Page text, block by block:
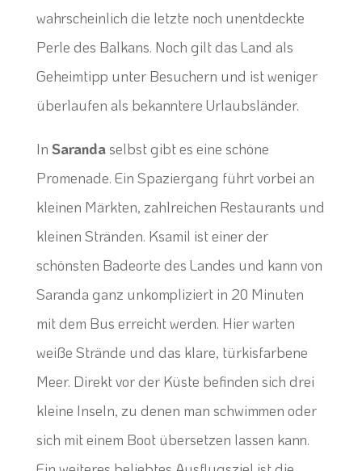
wahrscheinlich die letzte noch unentdeckte
Perle des Balkans. Noch gilt das Land als
Geheimtipp unter Besuchern und ist weniger
überlaufen als bekanntere Urlaubsländer.
In Sarandaselbst gibt es eine schöne
Promenade. Ein Spaziergang führt vorbei an
kleinen Märkten, zahlreichen Restaurants und
kleinen Stränden. Ksamil ist einer der
schönsten Badeorte des Landes und kann von
Saranda ganz unkompliziert in 20 Minuten
mit dem Bus erreicht werden. Hier warten
weiße Strände und das klare, türkisfarbene
Meer. Direkt vor der Küste befinden sich drei
kleine Inseln, zu denen man schwimmen oder
sich mit einem Boot übersetzen lassen kann.